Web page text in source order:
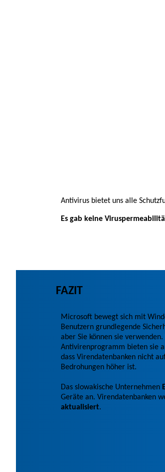
Antivirus bietet uns alle
Es gab keine
FAZIT
Microsoft bewegt sich mit
Benutzern grundlegende
aber Sie können sie
Antivirenprogramm bieten sie
dass Virendatenbanken nicht
Bedrohungen höher ist.
Das slowakische Unternehmen
Geräte an. Virendatenbanken
aktualisiert.